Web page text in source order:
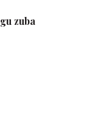
zuba